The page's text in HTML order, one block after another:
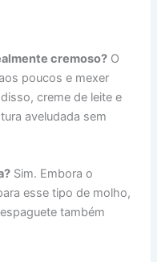
cremoso? O
poucos e mexer
creme de leite e
aveludada sem
Sim. Embora o
esse tipo de molho,
também